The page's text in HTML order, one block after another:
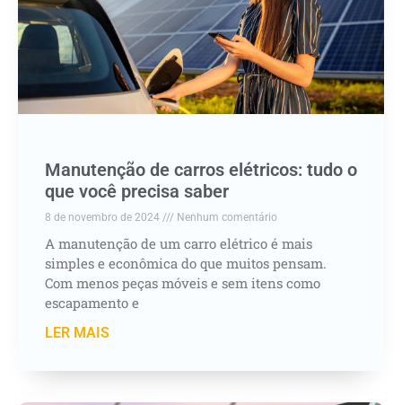
Manutenção de carros elétricos: tudo o
que você precisa saber
8 de novembro de 2024 Nenhum comentário
A manutenção de um carro elétrico é mais
simples e econômica do que muitos pensam.
Com menos peças móveis e sem itens como
escapamento e
LER MAIS